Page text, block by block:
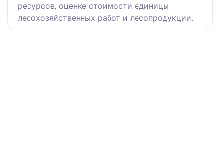
ресурсов, оценке стоимости единицы
лесохозяйственных работ и лесопродукции.